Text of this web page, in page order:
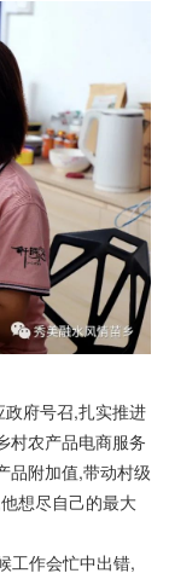
府号召,扎实推进
村农产品电商服务
品附加值,带动村级
想尽自己的最大
工作会忙中出错,